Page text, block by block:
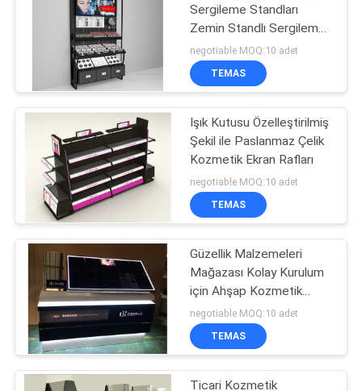
PRIVACY
POLICY
Sergileme Standları
Zemin Standlı Sergileme
Ünitesi
negotiable MOQ:10 adet
TEMAS
Işık Kutusu Özelleştirilmiş
Şekil ile Paslanmaz Çelik
Kozmetik Ekran Rafları
negotiable MOQ:10 adet
TEMAS
Güzellik Malzemeleri
Mağazası Kolay Kurulum
için Ahşap Kozmetik
Ekran Rafları
negotiable MOQ:10 adet
TEMAS
Ticari Kozmetik